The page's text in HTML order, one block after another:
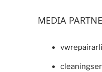
MEDIA